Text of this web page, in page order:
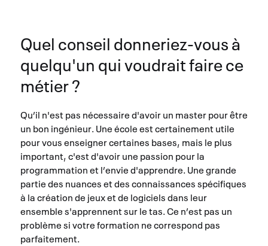
Quel conseil donneriez-vous à
quelqu'un qui voudrait faire ce
métier ?
Qu’il n'est pas nécessaire d'avoir un master pour être
un bon ingénieur. Une école est certainement utile
pour vous enseigner certaines bases, mais le plus
important, c'est d'avoir une passion pour la
programmation et l’envie d'apprendre. Une grande
partie des nuances et des connaissances spécifiques
à la création de jeux et de logiciels dans leur
ensemble s'apprennent sur le tas. Ce n’est pas un
problème si votre formation ne correspond pas
parfaitement.